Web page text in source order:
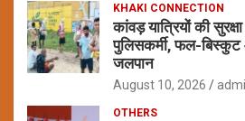
KHAKI CONNECTION
कांवड़ यात्रियों की
पुलिसकर्मी, फल-बिस्कुट
जलपान
August 10, 2026
OTHERS